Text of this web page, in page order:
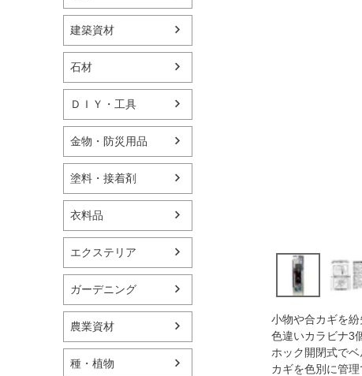
建築資材
石材
ＤＩＹ・工具
金物・防災用品
塗料・接着剤
衣料品
エクステリア
ガーデニング
農業資材
種・植物
小物や合カギを紛
色違いカラビナ3
ホック開閉式でベ
カギを色別に管理